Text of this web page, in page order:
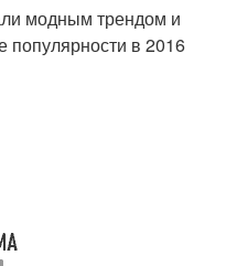
модным трендом и
популярности в 2016